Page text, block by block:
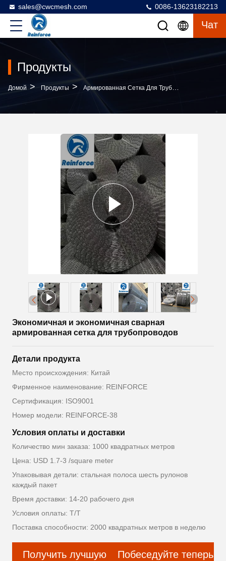
sales@cwcmesh.com 0086-13623182213
Чат
Продукты
Домой > Продукты > Армированная Сетка Для Трубопровода CWC
Экономичная и экономичная сварная
армированная сетка для трубопроводов
Детали продукта
Место происхождения: Китай
Фирменное наименование: REINFORCE
Сертификация: ISO9001
Номер модели: REINFORCE-38
Условия оплаты и доставки
Количество мин заказа: 1000 квадратных метров
Цена: USD 1.7-3 /square meter
Упаковывая детали: стальная полоса шесть рулонов
каждый пакет
Время доставки: 14-20 рабочего дня
Условия оплаты: Т/Т
Поставка способности: 2000 квадратных метров в неделю
Получить лучшую
Побеседуйте теперь